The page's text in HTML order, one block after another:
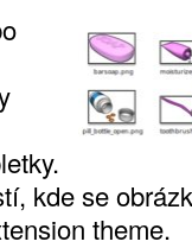
kde se
theme.